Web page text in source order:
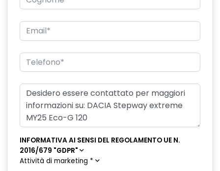
HARM04
Illuminazione del bagagliaio
Intelligent speed assistance ISA
Keyless Entry
Lane departure warning avviso superamento linea con Lane
Keep Assist
Luci diurne a LED con firma luminosa
Lunotto termico
Panchetta ribaltabile frazionabile 1/3-2/3
INFORMATIVA AI SENSI DEL REGOLAMENTO UE N.
2016/679 "GDPR"
Attività di marketing *